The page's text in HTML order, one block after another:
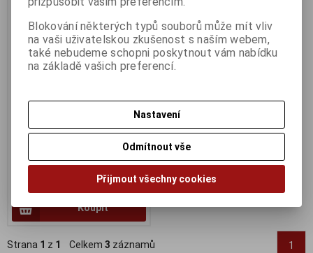
Černá barvící páska pro 24ti
jehličkové tiskárny.Kompatibilní s
Koupit
Strana 1 z 1 Celkem 3 záznamů 1
Blokování některých typů souborů může mít vliv
na vaši uživatelskou zkušenost s naším webem,
také nebudeme schopni poskytnout vám nabídku
na základě vašich preferencí.
Nastavení
Odmítnout vše
Přijmout všechny cookies